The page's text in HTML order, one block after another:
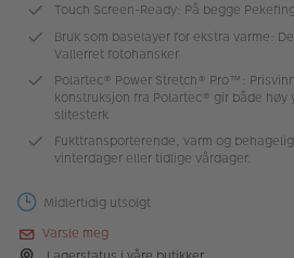
Lagersalg
Bildeprodukter
Fotokurs
Inspirasjon
Butikkoversikt
Touch Screen-Ready: På begge
Bruk som baselayer for ekstra varme:
Vallerret fotohansker
Polartec® Power Stretch® Pro™:
konstruksjon fra Polartec® gir både høy
slitesterk
Fukttransporterende, varm og
vinterdager eller tidlige vårdager.
Midlertidig utsolgt
Varsle meg